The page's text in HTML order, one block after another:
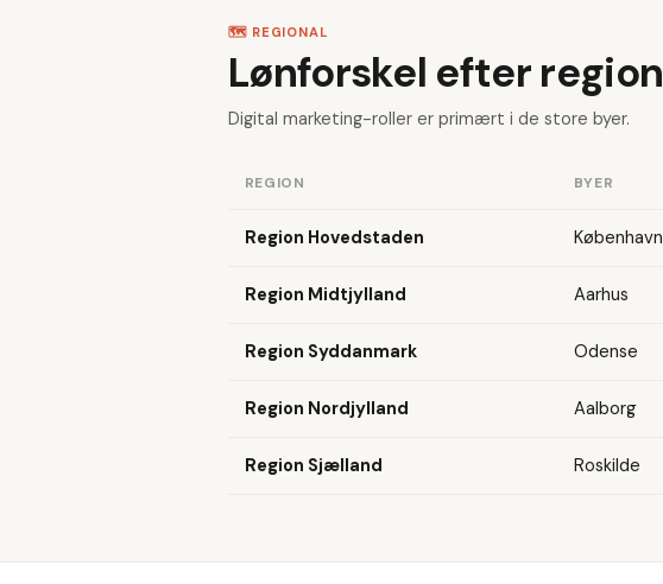
🗺️ REGIONAL
Lønforskel efter region
Digital marketing-roller er primært i de store byer.
REGION BYER
Region Hovedstaden København
Region Midtjylland Aarhus
Region Syddanmark Odense
Region Nordjylland Aalborg
Region Sjælland Roskilde